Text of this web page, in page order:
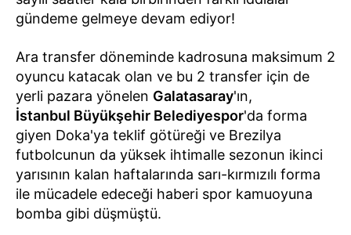
gündeme gelmeye devam ediyor!
Ara transfer döneminde kadrosuna maksimum 2
oyuncu katacak olan ve bu 2 transfer için de
yerli pazara yönelen Galatasaray'ın,
İstanbul Büyükşehir Belediyespor'da forma
giyen Doka'ya teklif götüreği ve Brezilya
futbolcunun da yüksek ihtimalle sezonun ikinci
yarısının kalan haftalarında sarı-kırmızılı forma
ile mücadele edeceği haberi spor kamuoyuna
bomba gibi düşmüştü.